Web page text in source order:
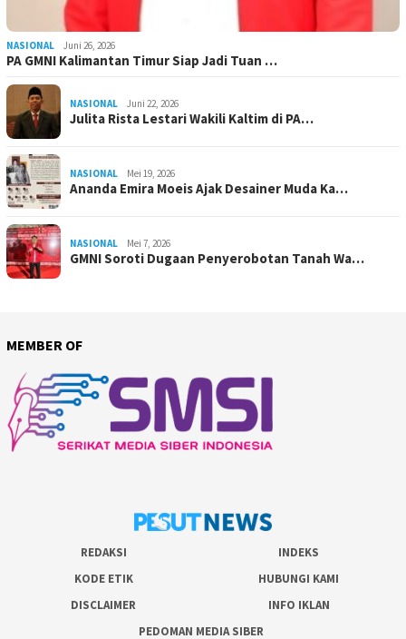
NASIONAL Juni 26, 2026
PA GMNI Kalimantan Timur Siap Jadi Tuan …
NASIONAL Juni 22, 2026
Julita Rista Lestari Wakili Kaltim di PA…
NASIONAL Mei 19, 2026
Ananda Emira Moeis Ajak Desainer Muda Ka…
NASIONAL Mei 7, 2026
GMNI Soroti Dugaan Penyerobotan Tanah Wa…
MEMBER OF
REDAKSI
INDEKS
KODE ETIK
HUBUNGI KAMI
DISCLAIMER
INFO IKLAN
PEDOMAN MEDIA SIBER